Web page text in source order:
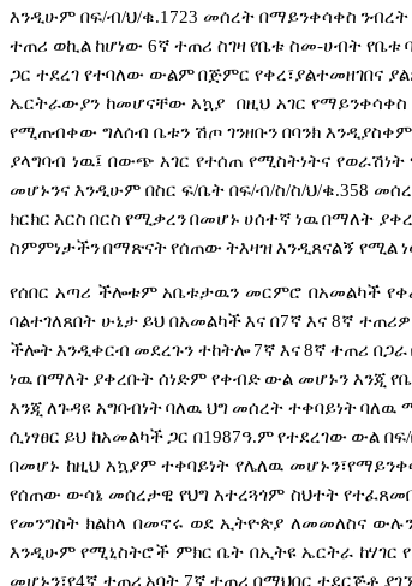
እንዲሁም በፍ/ብ/ህ/ቁ.1723 መሰረት በማይንቀሳቀስ ንብረት
ተጠሪ ወኪል ከሆነው 6ኛ ተጠሪ ስገዛ የቤቱ ስመ-ሀብት የቤቱ
ጋር ተደረገ የተባለው ውልም በጅምር የቀረ፣ያልተመዘገበና
ኤርትራውያን ከመሆናቸው አኳያ በዚህ አገር የማይንቀሳቀስ
የሚጠብቀው ግለሰብ ቤቱን ሽጦ ገንዘቡን በባንክ
ያላግባብ ነዉ፤ በውጭ አገር የተሰጠ የሚስትነትና የወራሽነት
መሆኑንና እንዲሁም በስር ፍ/ቤት በፍ/ብ/ስ/ስ/ህ/ቁ.358
ክርክር እርስ በርስ የሚቃረን በመሆኑ ሀሰተኛ ነዉ በማለት
ስምምነታችንበማጽናትየሰጠው ትእዛዝእንዲጸናልኝ የሚል
የሰበር አጣሪ ችሎቱም አቤቱታዉን መርምሮ በአመልካች
ባልተገለጸበት ሁኔታ ይህ በአመልካች እና በ7ኛ እና 8ኛ
ችሎት እንዲቀርብ መደረጉን ተከትሎ 7ኛ እና 8ኛ ተጠሪ በጋራ
ነዉ በማለት ያቀረቡት ሰነድም የቀብድ ውል መሆኑን እንጂ
እንጂ ለጉዳዩ አግባብነት ባለዉ ህግ መሰረት ተቀባይነት ባለዉ
ሲነፃፀር ይህ ከአመልካች ጋር በ1987ዓ.ም የተደረገው ውል በፍ/
በመሆኑ ከዚህ አኳያም ተቀባይነት የሌለዉ
የሰጠው ውሳኔ መሰረታዊ የህግ አተረጓጎም ስህተት
የመንግስት ክልከላ በመኖሩ ወደ ኢትዮጵያ ለመመለስና
እንዲሁም የሚኒስትሮች ምክር ቤት በኢትዩ ኤርትራ ከሃገር
መሆኑን፣የ4ኛ ተጠሪ አባት 7ኛ ተጠሪ በማህበር ተደርጅቶ